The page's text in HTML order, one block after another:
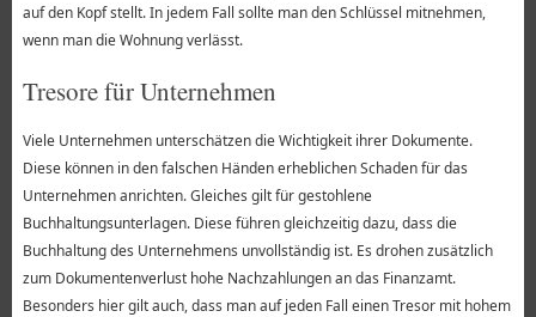
auf den Kopf stellt. In jedem Fall sollte man den Schlüssel mitnehmen,
wenn man die Wohnung verlässt.
Tresore für Unternehmen
Viele Unternehmen unterschätzen die Wichtigkeit ihrer Dokumente.
Diese können in den falschen Händen erheblichen Schaden für das
Unternehmen anrichten. Gleiches gilt für gestohlene
Buchhaltungsunterlagen. Diese führen gleichzeitig dazu, dass die
Buchhaltung des Unternehmens unvollständig ist. Es drohen zusätzlich
zum Dokumentenverlust hohe Nachzahlungen an das Finanzamt.
Besonders hier gilt auch, dass man auf jeden Fall einen Tresor mit hohem